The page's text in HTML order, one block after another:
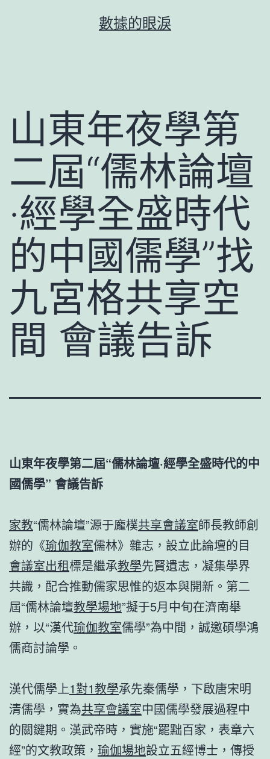
數據的眼淚
山東年夜學第
二屆“儒林論壇
·經學全盛時代
的中國儒學”找
九宮格共享空
間 會議告訴
山東年夜學第二屆“儒林論壇·經學全盛時代的中
國儒學” 會議告訴
家教“儒林論壇”源于龐樸共享會議室師長教師創
辦的《瑜伽教室儒林》雜志，設立此論壇的目
會議室出租標是繼承教學先賢遺志，凝集學界
共識，配合推動儒家思惟的返本與開新。第二
屆“儒林論壇教學場地”擬于5月中旬在濟南舉
辦，以“漢代瑜伽教室儒學”為中間，誠邀碩學鴻
儒商討論學。
漢代儒學上1對1教學承先秦儒學，下啟唐宋明
清儒學，實為共享會議室中國儒學發展過程中
的關鍵期。漢武帝時，實施“罷黜百家，表章六
經”的文教政策， 瑜伽場地設立五經博士，傳授